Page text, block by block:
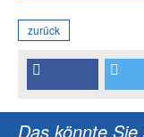
zurück
Das könnte